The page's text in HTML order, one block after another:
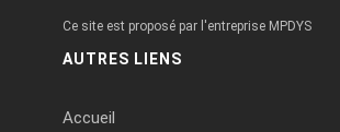
Ce site est proposé par l'entreprise MPDYS
AUTRES LIENS
Accueil